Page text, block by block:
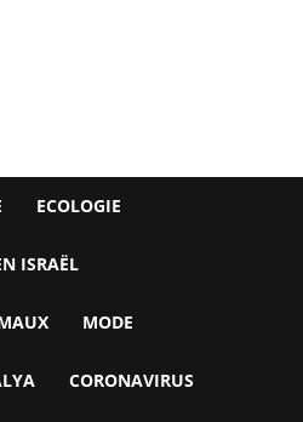
ECOLOGIE
ISRAËL
MODE
CORONAVIRUS